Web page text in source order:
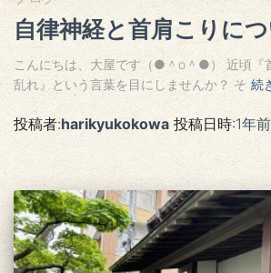
自律神経と首肩こりに
こんにちは、大屋です（●＾o＾●） 近頃『
乱れ』という言葉を目にしませんか？ そ 続
投稿者:harikyukokowa 投稿日時:1年前